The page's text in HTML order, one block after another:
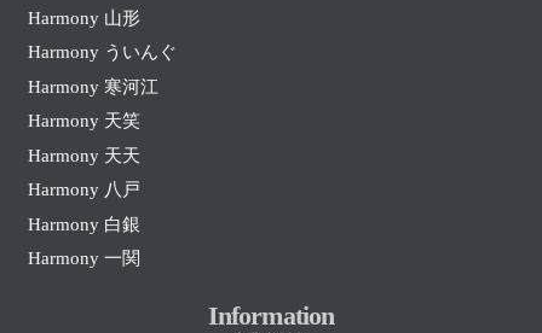
Harmony 山形
Harmony ういんぐ
Harmony 寒河江
Harmony 天笑
Harmony 天天
Harmony 八戸
Harmony 白銀
Harmony 一関
Information